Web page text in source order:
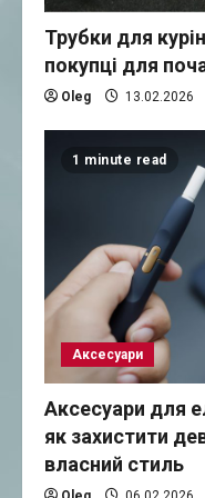
Трубки для
покупці для
Oleg 13.02.2026
1 minute read
Аксесуари
Аксесуари для
як захистити
власний стиль